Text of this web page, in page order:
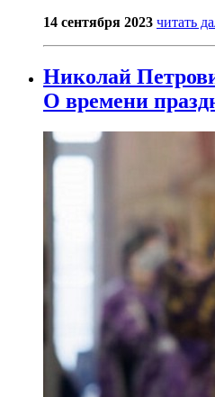
14 сентября 2023 читать
Николай
О времени